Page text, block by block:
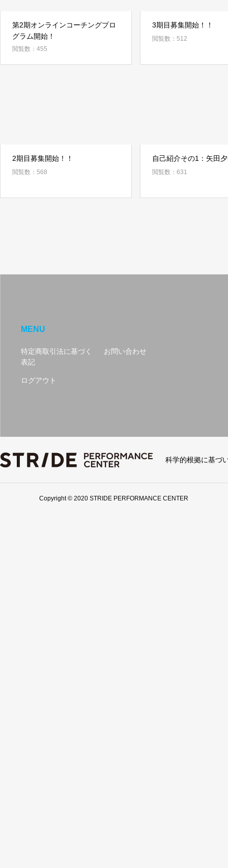
第2期オンラインコーチングプロ
グラム開始！
閲覧数：455
3期目募集開始！！
閲覧数：512
2期目募集開始！！
閲覧数：568
自己紹介その1：矢田
閲覧数：631
MENU
特定商取引法に基づく
表記
お問い合わせ
ログアウト
科学的根拠に基づ
Copyright © 2020 STRIDE PERFORMANCE CENTER